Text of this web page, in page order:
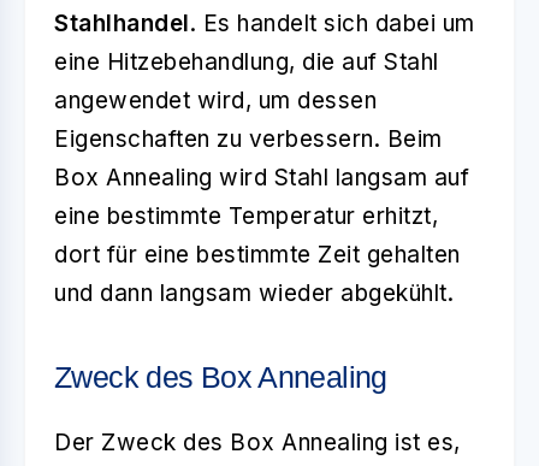
Stahlhandel. Es handelt sich dabei um
eine Hitzebehandlung, die auf Stahl
angewendet wird, um dessen
Eigenschaften zu verbessern. Beim
Box Annealing wird Stahl langsam auf
eine bestimmte Temperatur erhitzt,
dort für eine bestimmte Zeit gehalten
und dann langsam wieder abgekühlt.
Zweck des Box Annealing
Der Zweck des Box Annealing ist es,